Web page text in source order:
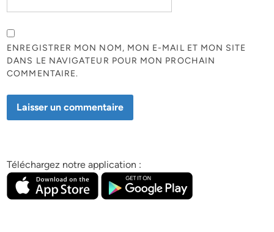
ENREGISTRER MON NOM, MON E-MAIL ET MON SITE
DANS LE NAVIGATEUR POUR MON PROCHAIN
COMMENTAIRE.
Téléchargez notre application :